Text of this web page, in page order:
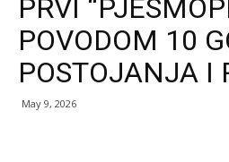
PRVI
POVODOM 10
POSTOJANJA I
May 9, 2026